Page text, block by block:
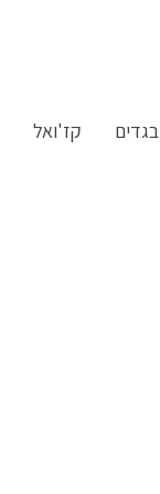
בגדים קז'ואל